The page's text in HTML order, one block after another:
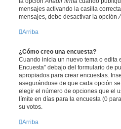
mensajes activando la casilla
mensajes, debe desactivar la opción
Arriba
¿Cómo creo una encuesta?
Cuando inicia un nuevo tema o edita
Encuesta” debajo del formulario de
apropiados para crear encuestas.
asegurándose de que cada opción
elegir el número de opciones que el
límite en días para la encuesta (0
su votos.
Arriba